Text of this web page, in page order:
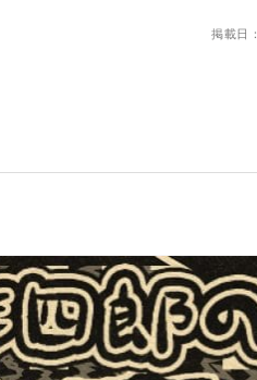
掲載日：